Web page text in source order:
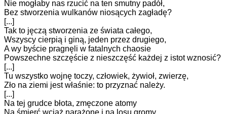
Nie mogłaby nas rzucić na ten smutny padół,
Bez stworzenia wulkanów niosących zagładę?
[...]
Tak to jęczą stworzenia ze świata całego,
Wszyscy cierpią i giną, jeden przez drugiego,
A wy byście pragnęli w fatalnych chaosie
Powszechne szczęście z nieszczęść każdej z istot wznosić?
[...]
Tu wszystko wojnę toczy, człowiek, żywioł, zwierzę,
Zło na ziemi jest właśnie: to przyznać należy.
[...]
Na tej grudce błota, zmęczone atomy